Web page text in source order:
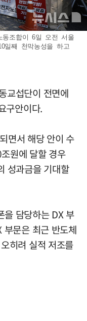
동조합이 6일 오전 서울
일째 천막농성을 하고
교섭단이 전면에
구안이다.
면서 해당 안이 수
원에 달할 경우
성과금을 기대할
을 담당하는 DX 부
부문은 최근 반도체
히려 실적 저조를